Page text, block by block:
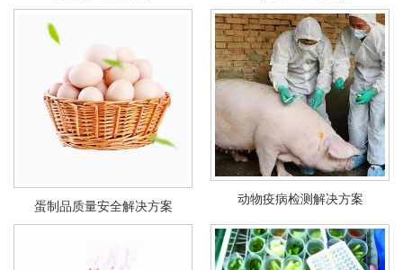
蛋制品质量安全解决方案 动物疫病检测解决方案